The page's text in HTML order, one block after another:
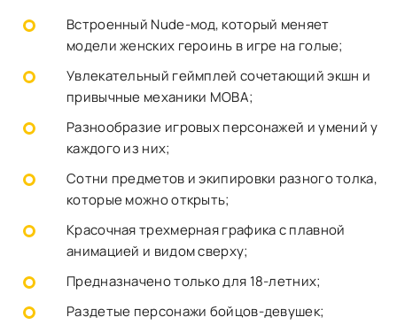
Встроенный Nude-мод, который меняет
модели женских героинь в игре на голые;
Увлекательный геймплей сочетающий экшн и
привычные механики MOBA;
Разнообразие игровых персонажей и умений у
каждого из них;
Сотни предметов и экипировки разного толка,
которые можно открыть;
Красочная трехмерная графика с плавной
анимацией и видом сверху;
Предназначено только для 18-летних;
Раздетые персонажи бойцов-девушек;